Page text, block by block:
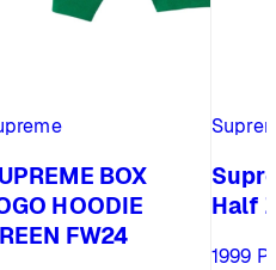
BOX
HOODIE
FW24
Half
1999